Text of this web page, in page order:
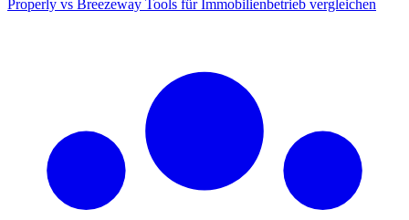
Properly vs Breezeway Tools für Immobilienbetrieb vergleichen